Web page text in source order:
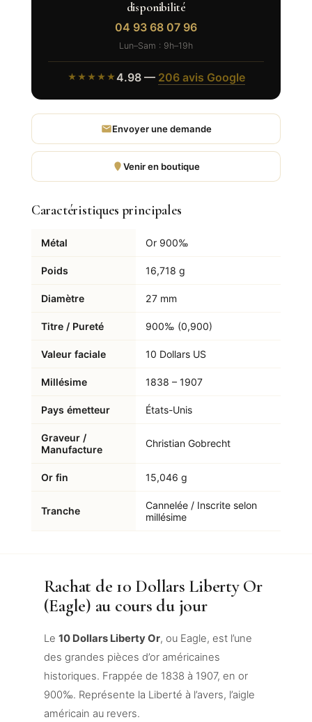
disponibilité
04 93 68 07 96
Lun–Sam : 9h–19h
★★★★★ 4.98 — 206 avis Google
Envoyer une demande
Venir en boutique
Caractéristiques principales
Métal Or 900‰
Poids 16,718 g
Diamètre 27 mm
Titre / Pureté 900‰ (0,900)
Valeur faciale 10 Dollars US
Millésime 1838 – 1907
Pays émetteur États-Unis
Graveur /
Manufacture
Christian Gobrecht
Or fin 15,046 g
Tranche
Cannelée / Inscrite selon
millésime
Rachat de 10 Dollars Liberty Or
(Eagle) au cours du jour
Le 10 Dollars Liberty Or, ou Eagle, est l’une
des grandes pièces d’or américaines
historiques. Frappée de 1838 à 1907, en or
900‰. Représente la Liberté à l’avers, l’aigle
américain au revers.